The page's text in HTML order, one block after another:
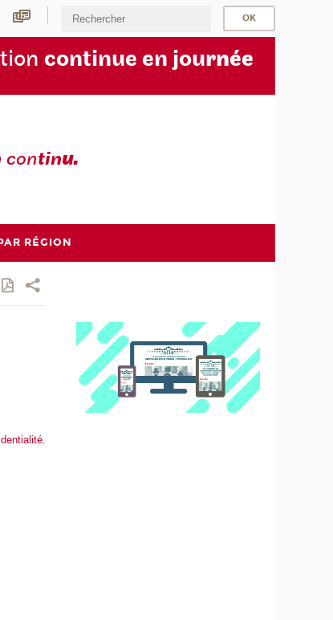
continue en journée
continu.
RÉGION
.